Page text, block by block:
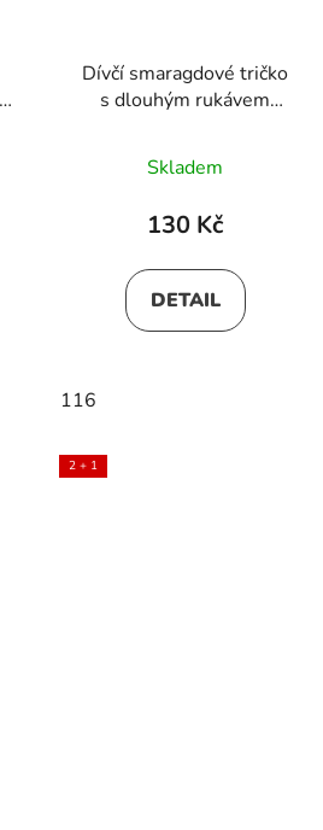
Dívčí smaragdové tričko
s dlouhým rukávem
Skladem
130 Kč
DETAIL
116
2 + 1